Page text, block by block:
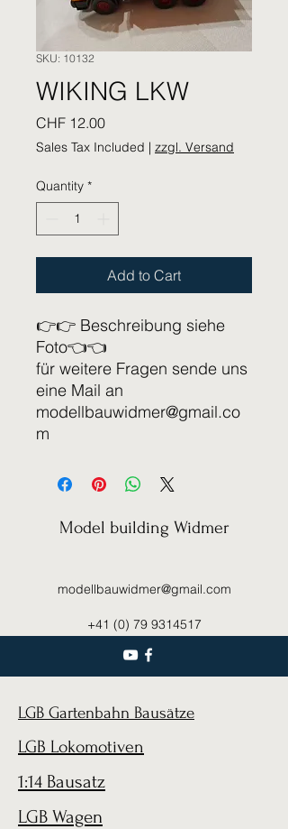
SKU: 10132
WIKING LKW
CHF 12.00Price
Sales Tax Included | zzgl. Versand
Quantity *
Add to Cart
👉👉 Beschreibung siehe
Foto👈👈
für weitere Fragen sende uns
eine Mail an
modellbauwidmer@gmail.co
m
Model building Widmer
modellbauwidmer@gmail.com
+41 (0) 79 9314517
LGB Gartenbahn Bausätze
LGB Lokomotiven
1:14 Bausatz
LGB Wagen